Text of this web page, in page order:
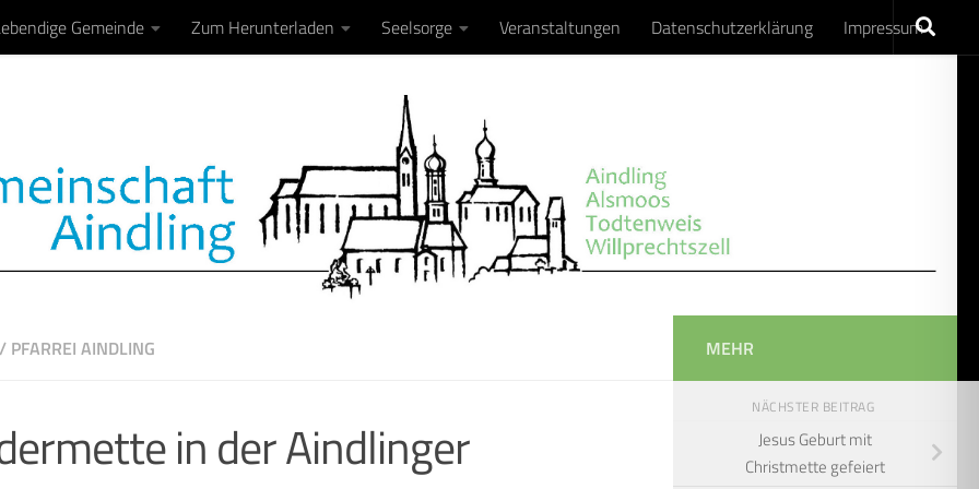
Gemeinde Zum Herunterladen Seelsorge Veranstaltungen Datenschutzerklärung Impressum
/ PFARREI AINDLING
in der Aindlinger
MEHR
NÄCHSTER BEITRAG
Jesus Geburt mit
Christmette gefeiert